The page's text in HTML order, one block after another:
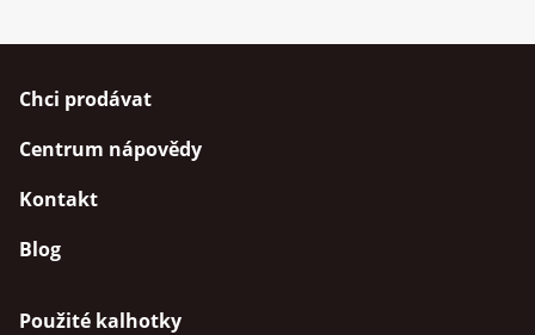
Chci prodávat
Centrum nápovědy
Kontakt
Blog
Použité kalhotky